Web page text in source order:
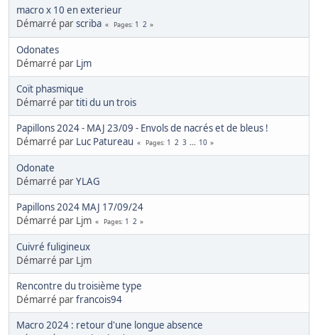
macro x 10 en exterieur
Démarré parscriba Pages 1 2
Odonates
Démarré par Ljm
Coït phasmique
Démarré partiti du un trois
Papillons 2024 - MAJ 23/09 - Envols de nacrés et de bleus !
Démarré par Luc Patureau Pages 1 2 3 ... 10
Odonate
Démarré parYLAG
Papillons 2024 MAJ 17/09/24
Démarré par Ljm
Pages 1 2
Cuivré fuligineux
Démarré par Ljm
Rencontre du troisième type
Démarré parfrancois94
Macro 2024 : retour d'une longue absence